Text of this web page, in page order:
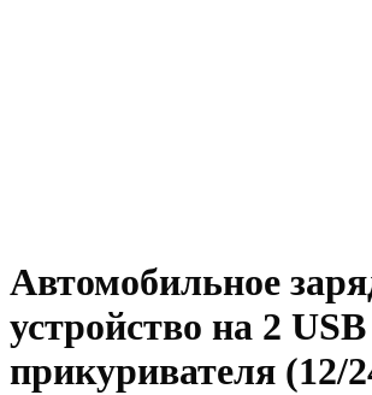
Автомобильное
устройство на 2 USB
прикуривателя (12/